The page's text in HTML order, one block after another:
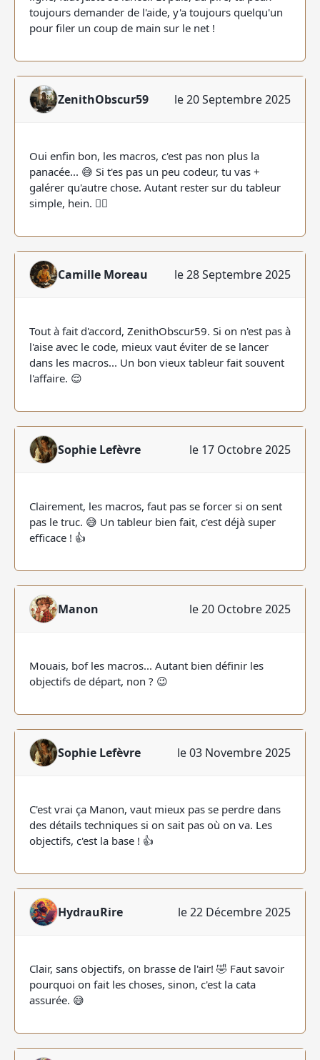
toujours demander de l'aide, y'a toujours quelqu'un
pour filer un coup de main sur le net !
ZenithObscur59 le 20 Septembre 2025
Oui enfin bon, les macros, c'est pas non plus la
panacée... 😅 Si t'es pas un peu codeur, tu vas +
galérer qu'autre chose. Autant rester sur du tableur
simple, hein. 🤷‍♂️
Camille Moreau le 28 Septembre 2025
Tout à fait d'accord, ZenithObscur59. Si on n'est pas à
l'aise avec le code, mieux vaut éviter de se lancer
dans les macros... Un bon vieux tableur fait souvent
l'affaire. 😌
Sophie Lefèvre le 17 Octobre 2025
Clairement, les macros, faut pas se forcer si on sent
pas le truc. 😅 Un tableur bien fait, c'est déjà super
efficace ! 👍
Manon le 20 Octobre 2025
Mouais, bof les macros... Autant bien définir les
objectifs de départ, non ? 😉
Sophie Lefèvre le 03 Novembre 2025
C'est vrai ça Manon, vaut mieux pas se perdre dans
des détails techniques si on sait pas où on va. Les
objectifs, c'est la base ! 👍
HydrauRire le 22 Décembre 2025
Clair, sans objectifs, on brasse de l'air! 🤣 Faut savoir
pourquoi on fait les choses, sinon, c'est la cata
assurée. 😅